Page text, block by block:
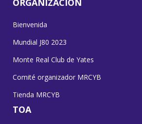
ORGANIZACIÓN
Bienvenida
Mundial J80 2023
Monte Real Club de Yates
Comité organizador MRCYB
Tienda MRCYB
TOA